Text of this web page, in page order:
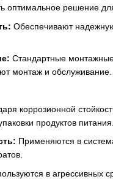
оптимальное решение
Обеспечивают
Стандартные
монтаж и обслуживание.
коррозионной
продуктов питания.
Применяются в
в агрессивных